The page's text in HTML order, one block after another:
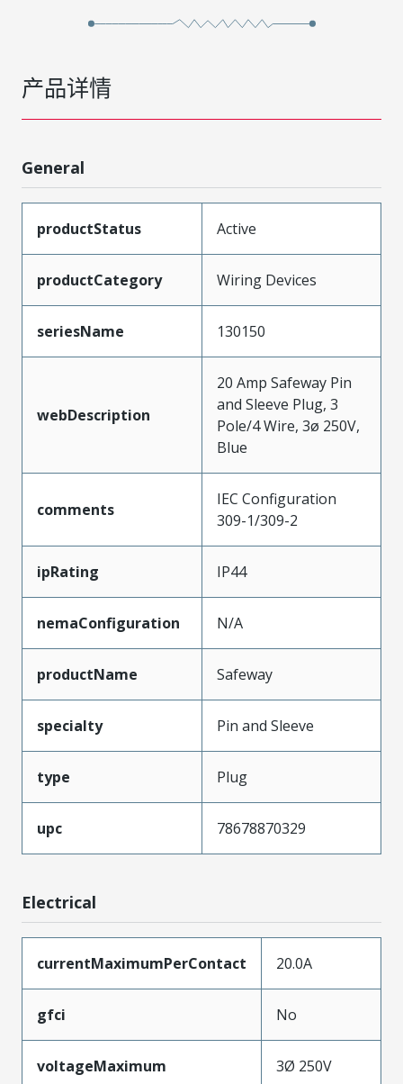
产品详情
General
productStatus Active
productCategory Wiring Devices
seriesName 130150
webDescription
20 Amp Safeway Pin
and Sleeve Plug, 3
Pole/4 Wire, 3ø 250V,
Blue
comments
IEC Configuration
309-1/309-2
ipRating IP44
nemaConfiguration N/A
productName Safeway
specialty Pin and Sleeve
type Plug
upc 78678870329
Electrical
currentMaximumPerContact 20.0A
gfci No
voltageMaximum 3Ø 250V